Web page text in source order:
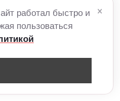
во время
и о том,
не
работал быстро и
пользоваться
×